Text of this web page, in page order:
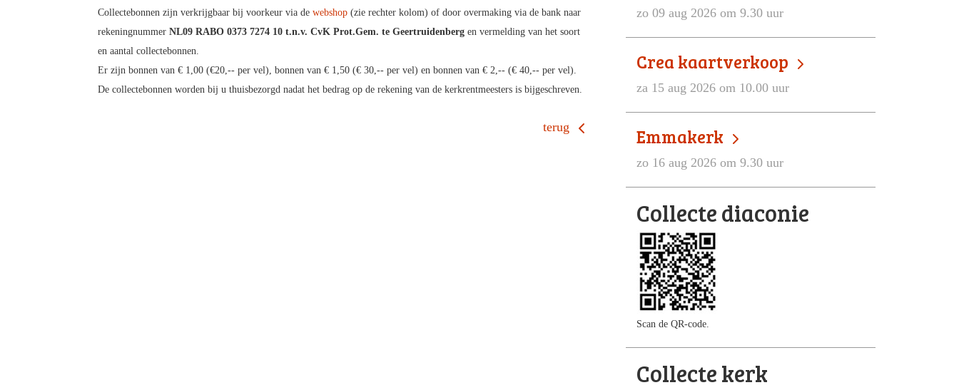
Collectebonnen zijn verkrijgbaar bij voorkeur via de webshop (zie rechter kolom) of door overmaking via de bank naar
rekeningnummer NL09 RABO 0373 7274 10 t.n.v. CvK Prot.Gem. te Geertruidenberg en vermelding van het soort
en aantal collectebonnen.
Er zijn bonnen van € 1,00 (€20,-- per vel), bonnen van € 1,50 (€ 30,-- per vel) en bonnen van € 2,-- (€ 40,-- per vel).
De collectebonnen worden bij u thuisbezorgd nadat het bedrag op de rekening van de kerkrentmeesters is bijgeschreven.
terug
zo 09 aug 2026 om 9.30 uur
Crea kaartverkoop
za 15 aug 2026 om 10.00 uur
Emmakerk
zo 16 aug 2026 om 9.30 uur
Collecte diaconie
Scan de QR-code.
Collecte kerk